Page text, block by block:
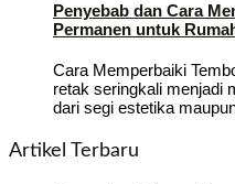
Penyebab dan Cara
Permanen untuk
Cara Memperbaiki
retak seringkali menjadi
dari segi estetika
Artikel Terbaru